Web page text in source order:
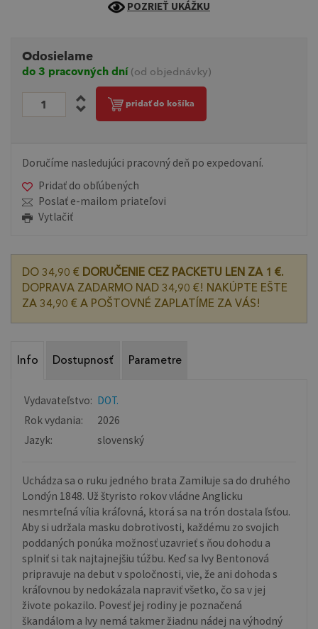
POZRIEŤ UKÁŽKU
Odosielame
do 3 pracovných dní (od objednávky)
pridať do košíka
Doručíme nasledujúci pracovný deň po expedovaní.
Pridať do obľúbených
Poslať e-mailom priateľovi
Vytlačiť
DO 34,90 € DORUČENIE CEZ PACKETU LEN ZA 1 €.
DOPRAVA ZADARMO NAD 34,90 €! NAKÚPTE EŠTE
ZA 34,90 € A POŠTOVNÉ ZAPLATÍME ZA VÁS!
Info Dostupnosť Parametre
Vydavateľstvo: DOT.
Rok vydania:
2026
Jazyk:
slovenský
Uchádza sa o ruku jedného brata Zamiluje sa do druhého
Londýn 1848. Už štyristo rokov vládne Anglicku
nesmrteľná vília kráľovná, ktorá sa na trón dostala ľsťou.
Aby si udržala masku dobrotivosti, každému zo svojich
poddaných ponúka možnosť uzavrieť s ňou dohodu a
splniť si tak najtajnejšiu túžbu. Keď sa Ivy Bentonová
pripravuje na debut v spoločnosti, vie, že ani dohoda s
kráľovnou by nedokázala napraviť všetko, čo sa v jej
živote pokazilo. Povesť jej rodiny je poznačená
škandálom a Ivy nemá takmer žiadnu nádej na výhodný